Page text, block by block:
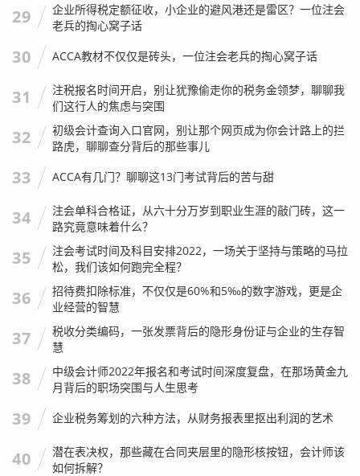
29
企业所得税定额征收，小企业的避风港还是雷区？一位注会
老兵的掏心窝子话
30 ACCA教材不仅仅是砖头，一位注会老兵的掏心窝子话
31
注税报名时间开启，别让犹豫偷走你的税务金领梦，聊聊我
们这行人的焦虑与突围
32
初级会计查询入口官网，别让那个网页成为你会计路上的拦
路虎，聊聊查分背后的那些事儿
33 ACCA有几门？聊聊这13门考试背后的苦与甜
34
注会单科合格证，从六十分万岁到职业生涯的敲门砖，这一
路究竟意味着什么？
35
注会考试时间及科目安排2022，一场关于坚持与策略的马拉
松，我们该如何跑完全程？
36
招待费扣除标准，不仅仅是60%和5‰的数字游戏，更是企
业经营的智慧
37
税收分类编码，一张发票背后的隐形身份证与企业的生存智
慧
38
中级会计师2022年报名和考试时间深度复盘，在那场黄金九
月背后的职场突围与人生思考
39 企业税务筹划的六种方法，从财务报表里抠出利润的艺术
40
潜在表决权，那些藏在合同夹层里的隐形核按钮，会计师该
如何拆解？